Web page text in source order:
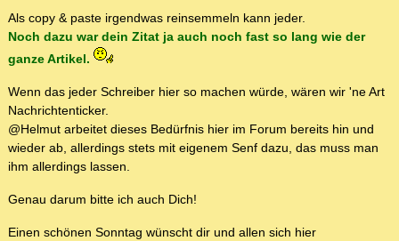
Als copy & paste irgendwas reinsemmeln kann jeder.
Noch dazu war dein Zitat ja auch noch fast so lang wie der
ganze Artikel.
Wenn das jeder Schreiber hier so machen würde, wären wir 'ne Art
Nachrichtenticker.
@Helmut arbeitet dieses Bedürfnis hier im Forum bereits hin und
wieder ab, allerdings stets mit eigenem Senf dazu, das muss man
ihm allerdings lassen.
Genau darum bitte ich auch Dich!
Einen schönen Sonntag wünscht dir und allen sich hier